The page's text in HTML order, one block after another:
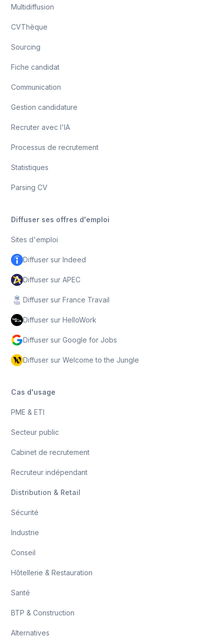
Multidiffusion
CVThèque
Sourcing
Fiche candidat
Communication
Gestion candidature
Recruter avec l'IA
Processus de recrutement
Statistiques
Parsing CV
Diffuser ses offres d'emploi
Sites d'emploi
Diffuser sur Indeed
Diffuser sur APEC
Diffuser sur France Travail
Diffuser sur HelloWork
Diffuser sur Google for Jobs
Diffuser sur Welcome to the Jungle
Cas d'usage
PME & ETI
Secteur public
Cabinet de recrutement
Recruteur indépendant
Distribution & Retail
Sécurité
Industrie
Conseil
Hôtellerie & Restauration
Santé
BTP & Construction
Alternatives